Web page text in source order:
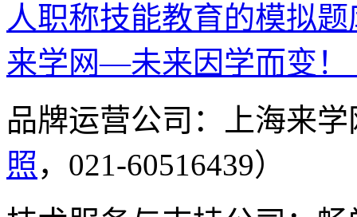
人职称技能教育的模拟
来学网—未来因学而变！
品牌运营公司：上海来
照 ，021-60516439）